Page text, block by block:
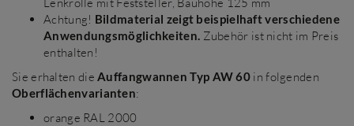
Achtung! Bildmaterial zeigt beispielhaft verschiedene
Anwendungsmöglichkeiten. Zubehör ist nicht im Preis
enthalten!
Sie erhalten dieAuffangwannen Typ AW 60 in folgenden
Oberflächenvarianten:
orange RAL 2000